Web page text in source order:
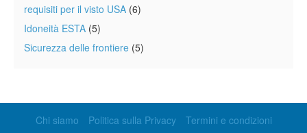
requisiti per il visto USA (6)
Idoneità ESTA (5)
Sicurezza delle frontiere (5)
Chi siamo Politica sulla Privacy Termini e condizioni